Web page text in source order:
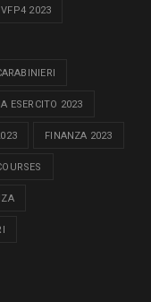
VFP4 2023
ESERCITO 2023
FINANZA 2023